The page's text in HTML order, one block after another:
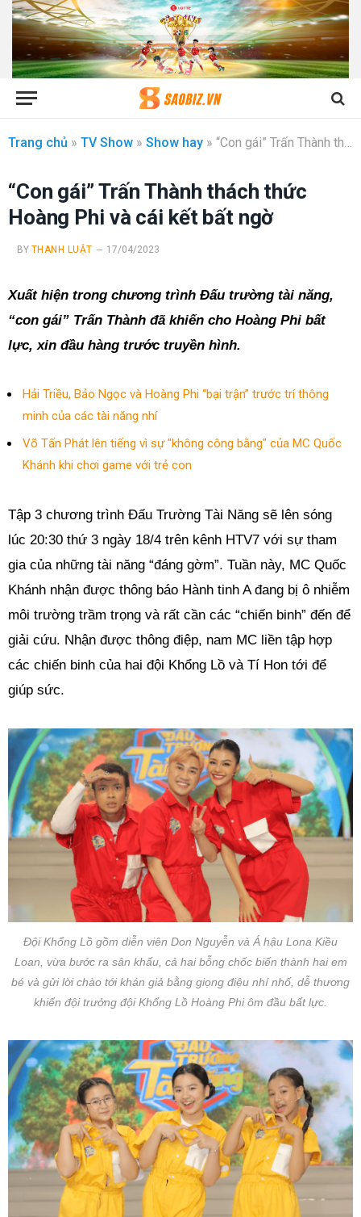
Trang chủ » TV Show » Show hay » “Con gái” Trấn Thành thách thức Hoàng Phi và cái kết bất ngờ
“Con gái” Trấn Thành thách thức
Hoàng Phi và cái kết bất ngờ
BY THANH LUẬT 17/04/2023
Xuất hiện trong chương trình Đấu trường tài năng,
“con gái” Trấn Thành đã khiến cho Hoàng Phi bất
lực, xin đầu hàng trước truyền hình.
Hải Triều, Bảo Ngọc và Hoàng Phi “bại trận” trước trí thông
minh của các tài năng nhí
Võ Tấn Phát lên tiếng vì sự "không công bằng" của MC Quốc
Khánh khi chơi game với trẻ con
Tập 3 chương trình Đấu Trường Tài Năng sẽ lên sóng
lúc 20:30 thứ 3 ngày 18/4 trên kênh HTV7 với sự tham
gia của những tài năng “đáng gờm”. Tuần này, MC Quốc
Khánh nhận được thông báo Hành tinh A đang bị ô nhiễm
môi trường trầm trọng và rất cần các “chiến binh” đến để
giải cứu. Nhận được thông điệp, nam MC liền tập hợp
các chiến binh của hai đội Khổng Lồ và Tí Hon tới để
giúp sức.
Đội Khổng Lồ gồm diễn viên Don Nguyễn và Á hậu Lona Kiều
Loan, vừa bước ra sân khấu, cả hai bỗng chốc biến thành hai em
bé và gửi lời chào tới khán giả bằng giọng điệu nhí nhố, dễ thương
khiến đội trưởng đội Khổng Lồ Hoàng Phi ôm đầu bất lực.